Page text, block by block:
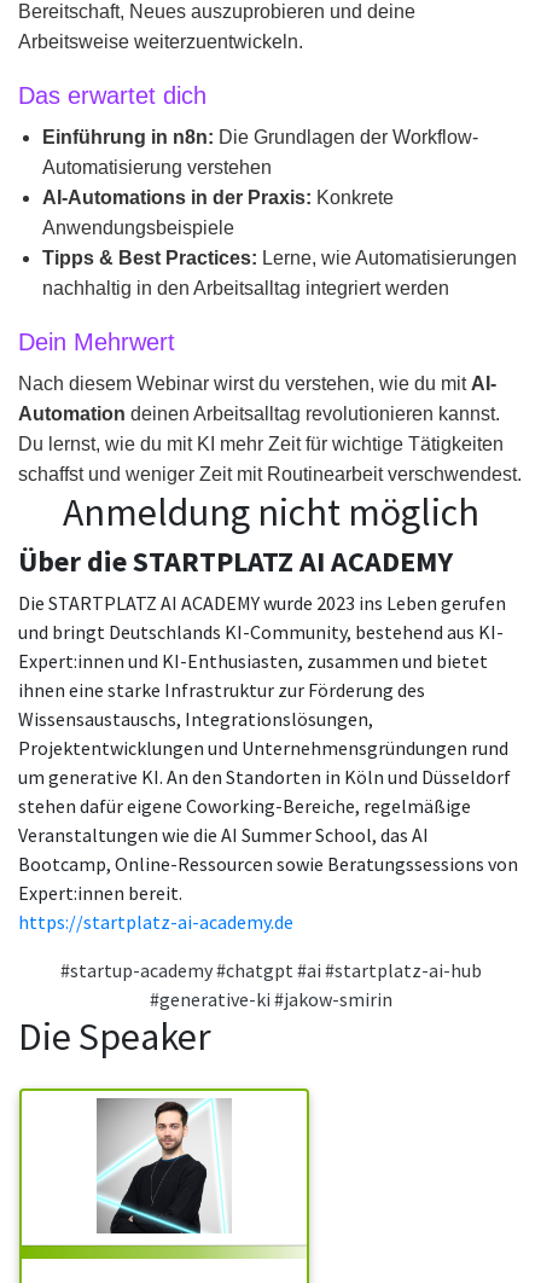
Bereitschaft, Neues auszuprobieren und deine
Arbeitsweise weiterzuentwickeln.
Das erwartet dich
Einführung in n8n: Die Grundlagen der Workflow-
Automatisierung verstehen
AI-Automations in der Praxis: Konkrete
Anwendungsbeispiele
Tipps & Best Practices: Lerne, wie Automatisierungen
nachhaltig in den Arbeitsalltag integriert werden
Dein Mehrwert
Nach diesem Webinar wirst du verstehen, wie du mit AI-
Automation deinen Arbeitsalltag revolutionieren kannst.
Du lernst, wie du mit KI mehr Zeit für wichtige Tätigkeiten
schaffst und weniger Zeit mit Routinearbeit verschwendest.
Anmeldung nicht möglich
Über die STARTPLATZ AI ACADEMY
Die STARTPLATZ AI ACADEMY wurde 2023 ins Leben gerufen
und bringt Deutschlands KI-Community, bestehend aus KI-
Expert:innen und KI-Enthusiasten, zusammen und bietet
ihnen eine starke Infrastruktur zur Förderung des
Wissensaustauschs, Integrationslösungen,
Projektentwicklungen und Unternehmensgründungen rund
um generative KI. An den Standorten in Köln und Düsseldorf
stehen dafür eigene Coworking-Bereiche, regelmäßige
Veranstaltungen wie die AI Summer School, das AI
Bootcamp, Online-Ressourcen sowie Beratungssessions von
Expert:innen bereit.
https://startplatz-ai-academy.de
#startup-academy#chatgpt #ai #startplatz-ai-hub
#generative-ki #jakow-smirin
Die Speaker